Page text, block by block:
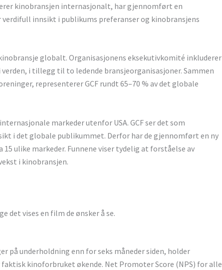
kinobransjen internasjonalt, har gjennomført en
innsikt i publikums preferanser og kinobransjens
globalt. Organisasjonens eksekutivkomité inkluderer
i tillegg til to ledende bransjeorganisasjoner. Sammen
representerer GCF rundt 65–70 % av det globale
markeder utenfor USA. GCF ser det som
i det globale publikummet. Derfor har de gjennomført en ny
15 ulike markeder. Funnene viser tydelig at forståelse av
i kinobransjen.
det vises en film de ønsker å se.
på underholdning enn for seks måneder siden, holder
kinoforbruket økende. Net Promoter Score (NPS) for alle